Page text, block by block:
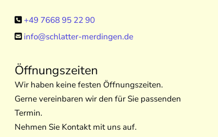
 +49 7668 95 22 90
 info@schlatter-merdingen.de
Öffnungszeiten
Wir haben keine festen Öffnungszeiten.
Gerne vereinbaren wir den für Sie passenden
Termin.
Nehmen Sie Kontakt mit uns auf.